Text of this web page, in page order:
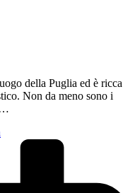
della Puglia ed è ricca
Non da meno sono i